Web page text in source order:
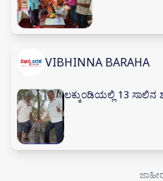
VIBHINNA BARAHA
ಲಕ್ಕುಂಡಿಯಲ್ಲಿ 13 ಸಾಲಿನ